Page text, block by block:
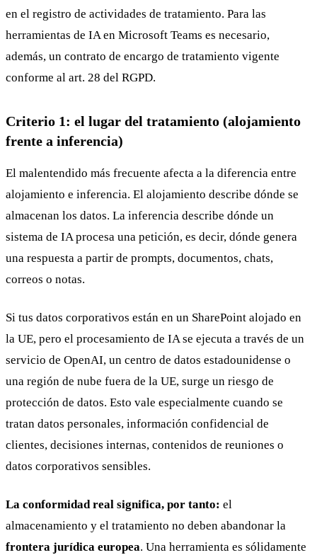
en el registro de actividades de tratamiento. Para las
herramientas de IA en Microsoft Teams es necesario,
además, un contrato de encargo de tratamiento vigente
conforme al art. 28 del RGPD.
Criterio 1: el lugar del tratamiento (alojamiento
frente a inferencia)
El malentendido más frecuente afecta a la diferencia entre
alojamiento e inferencia. El alojamiento describe dónde se
almacenan los datos. La inferencia describe dónde un
sistema de IA procesa una petición, es decir, dónde genera
una respuesta a partir de prompts, documentos, chats,
correos o notas.
Si tus datos corporativos están en un SharePoint alojado en
la UE, pero el procesamiento de IA se ejecuta a través de un
servicio de OpenAI, un centro de datos estadounidense o
una región de nube fuera de la UE, surge un riesgo de
protección de datos. Esto vale especialmente cuando se
tratan datos personales, información confidencial de
clientes, decisiones internas, contenidos de reuniones o
datos corporativos sensibles.
La conformidad real significa, por tanto: el
almacenamiento y el tratamiento no deben abandonar la
frontera jurídica europea. Una herramienta es sólidamente